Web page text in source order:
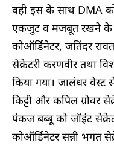
वही इस के साथ DMA
एकजुट व मजबूत रखने के
कोऑर्डिनेटर, जतिंदर
सेक्रेटरी करणवीर तथा
किया गया। जालंधर वेस्ट
किट्टी और कपिल ग्रोवर
पंकज बब्बू को जॉइंट
कोऑर्डिनेटर सन्नी भगत